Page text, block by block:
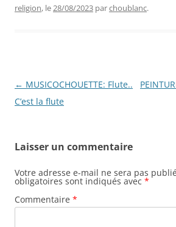
religion, le28/08/2023 parchoublanc.
Navigation
des
← MUSICOCHOUETTE: Flute..
C’est la flute
Laisser un commentaire
Votre adresse e-mail ne sera pas
obligatoires sont indiqués avec *
Commentaire *